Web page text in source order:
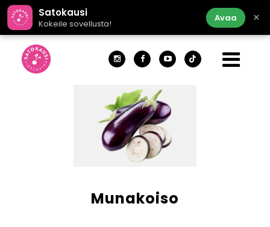
Satokausi
Kokeile sovellusta!
Avaa ×
Munakoiso